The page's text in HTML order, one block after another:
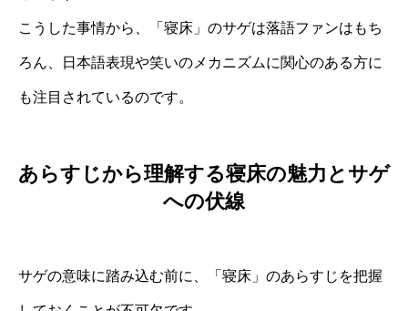
こうした事情から、「寝床」のサゲは落語ファンはもち
ろん、日本語表現や笑いのメカニズムに関心のある方に
も注目されているのです。
あらすじから理解する寝床の魅力とサゲ
への伏線
サゲの意味に踏み込む前に、「寝床」のあらすじを把握